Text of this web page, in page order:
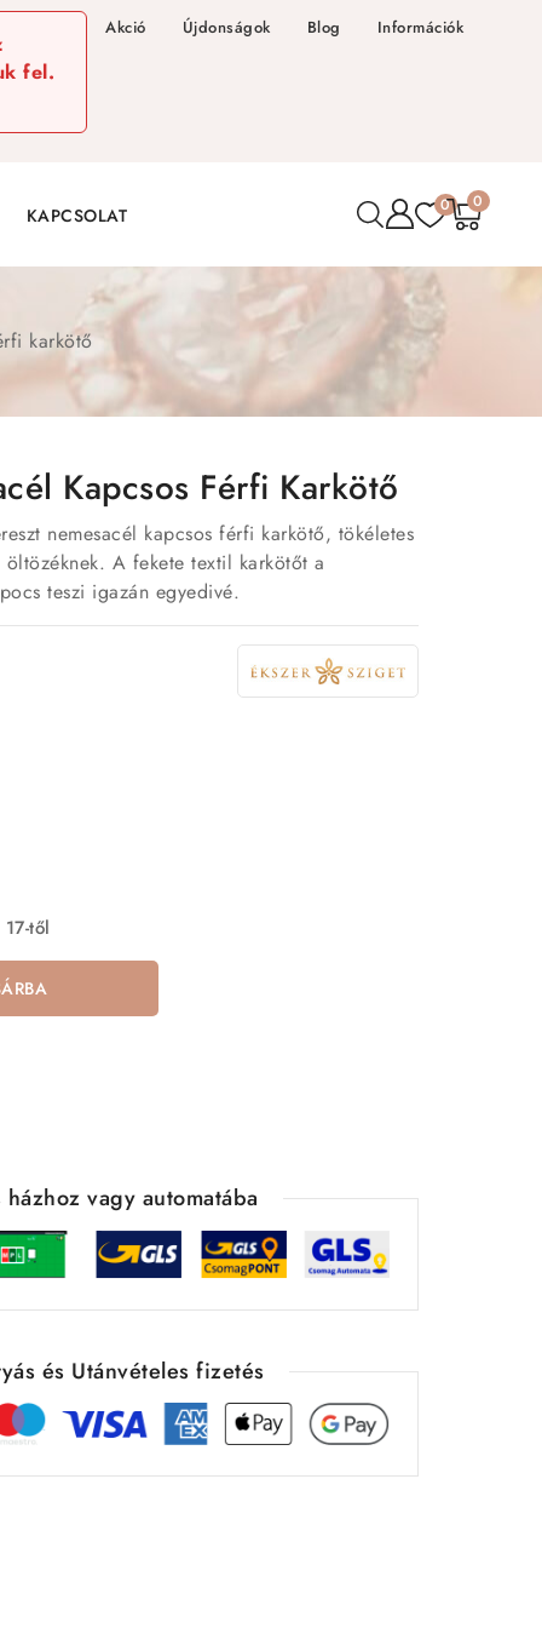
fel.
Akció Újdonságok Blog Információk
KAPCSOLAT 0 0
karkötő
Kapcsos Férfi Karkötő
nemesacél kapcsos férfi karkötő, tökéletes
A fekete textil karkötőt a
teszi igazán egyedivé.
től
házhoz vagy automatába
és Utánvételes fizetés